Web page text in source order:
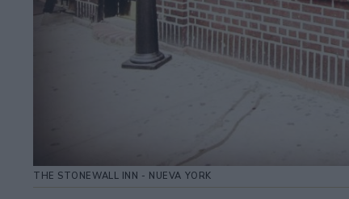
THE STONEWALL INN - NUEVA YORK